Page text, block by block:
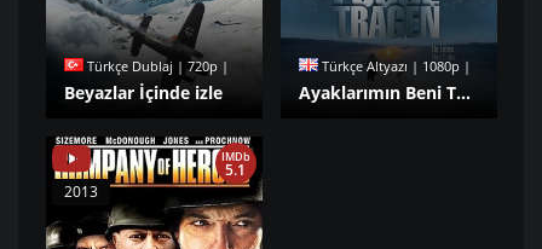
Türkçe Dublaj | 720p |
Beyazlar İçinde izle
Türkçe Altyazı | 1080p |
Ayaklarımın Beni Taşıdığı Yere Kadar izle
IMDb
5.1
2013